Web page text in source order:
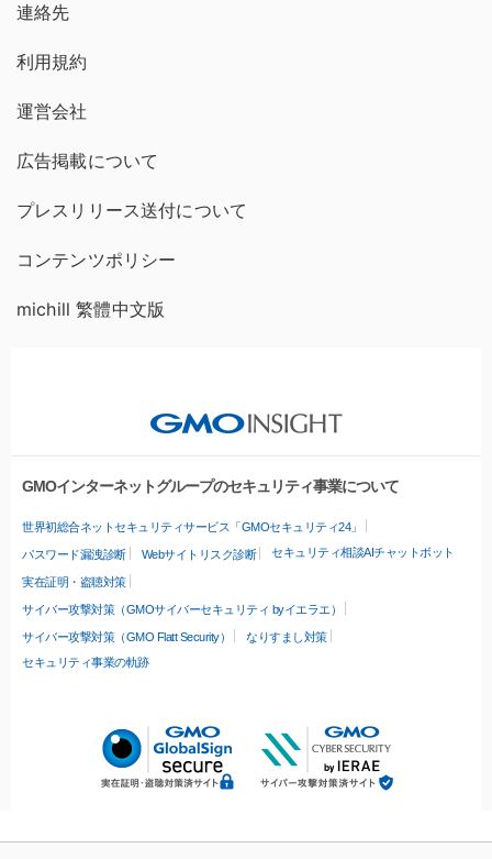
連絡先
利用規約
運営会社
広告掲載について
プレスリリース送付について
コンテンツポリシー
michill 繁體中文版
GMOインターネットグループのセキュリティ事業について
世界初総合ネットセキュリティサービス「GMOセキュリティ24」
パスワード漏洩診断 Webサイトリスク診断 セキュリティ相談AIチャットボット
実在証明・盗聴対策
サイバー攻撃対策（GMOサイバーセキュリティ byイエラエ）
サイバー攻撃対策（GMO Flatt Security）
なりすまし対策
セキュリティ事業の軌跡